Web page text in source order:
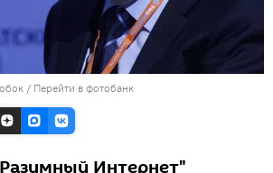
/ Перейти в фотобанк
Интернет"